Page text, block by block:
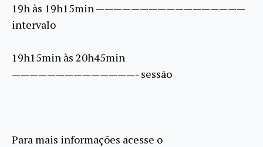
19h às 19h15min —————————————————
intervalo
19h15min às 20h45min
——————————————- sessão
Para mais informações acesse o